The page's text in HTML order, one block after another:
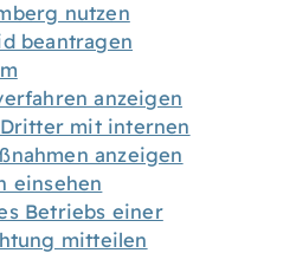
nutzen
beantragen
anzeigen
mit internen
anzeigen
einsehen
Betriebs einer
mitteilen